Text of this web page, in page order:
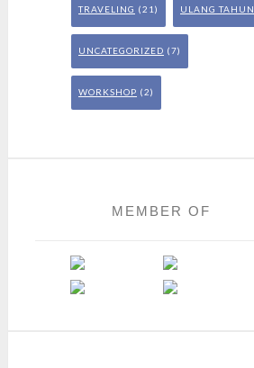
TRAVELING (21) ULANG TAHUN
UNCATEGORIZED (7)
WORKSHOP (2)
MEMBER OF